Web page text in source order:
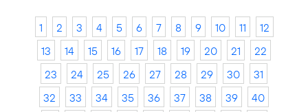
1 2 3 4 5 6 7 8 9 10 11
12
13
14 15 16 17 18 19 20 21
22
23
24 25 26 27 28 29 30
31
32
33 34 35 36 37 38 39
40